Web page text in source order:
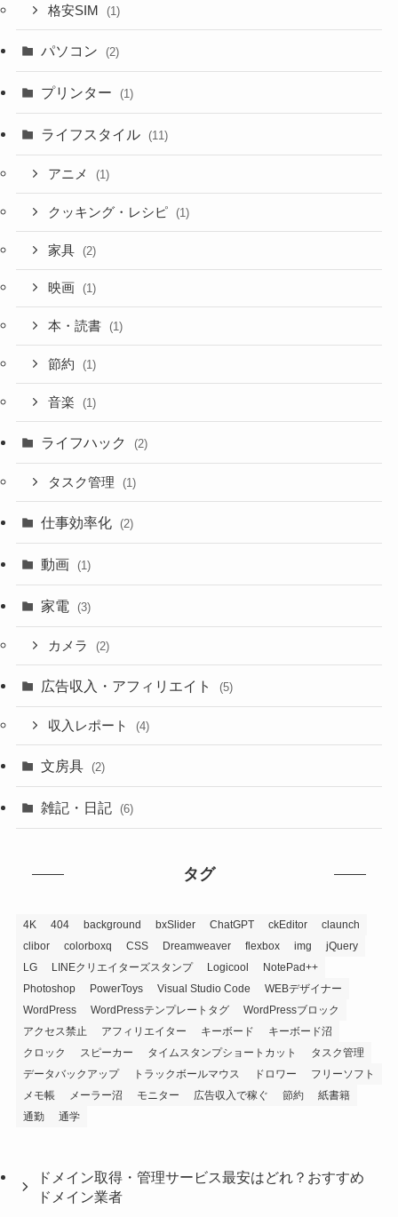
格安SIM (1)
パソコン (2)
プリンター (1)
ライフスタイル (11)
アニメ (1)
クッキング・レシピ (1)
家具 (2)
映画 (1)
本・読書 (1)
節約 (1)
音楽 (1)
ライフハック (2)
タスク管理 (1)
仕事効率化 (2)
動画 (1)
家電 (3)
カメラ (2)
広告収入・アフィリエイト (5)
収入レポート (4)
文房具 (2)
雑記・日記 (6)
タグ
4K 404 background bxSlider ChatGPT ckEditor
claunch
clibor
colorboxq CSS Dreamweaver flexbox img
jQuery
LG
LINEクリエイターズスタンプ Logicool
NotePad++
Photoshop
PowerToys Visual Studio Code
WEBデザイナー
WordPress
WordPressテンプレートタグ
WordPressブロック
アクセス禁止
アフィリエイター キーボード
キーボード沼
クロック
スピーカー タイムスタンプショートカット
タスク管理
データバックアップ
トラックボールマウス ドロワー
フリーソフト
メモ帳
メーラー沼 モニター 広告収入で稼ぐ 節約
紙書籍
通勤
通学
ドメイン取得・管理サービス最安はどれ？おすすめ
ドメイン業者